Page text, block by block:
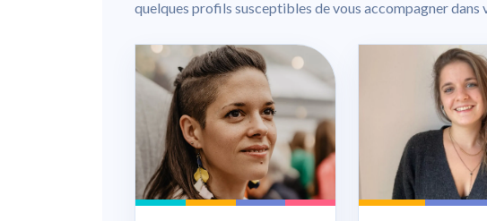
quelques profils susceptibles de vous accompagner dans